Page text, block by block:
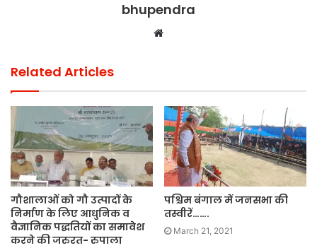
bhupendra
Website
Related Articles
गौशालाओं को गौ उत्पादों के
निर्माण के लिए आधुनिक व
वैज्ञानिक पद्धतियों का समावेश
करने की जरुरत- रुपाला
पश्चिम बंगाल में जनसभा की
तस्वीरें…….
March 21, 2021